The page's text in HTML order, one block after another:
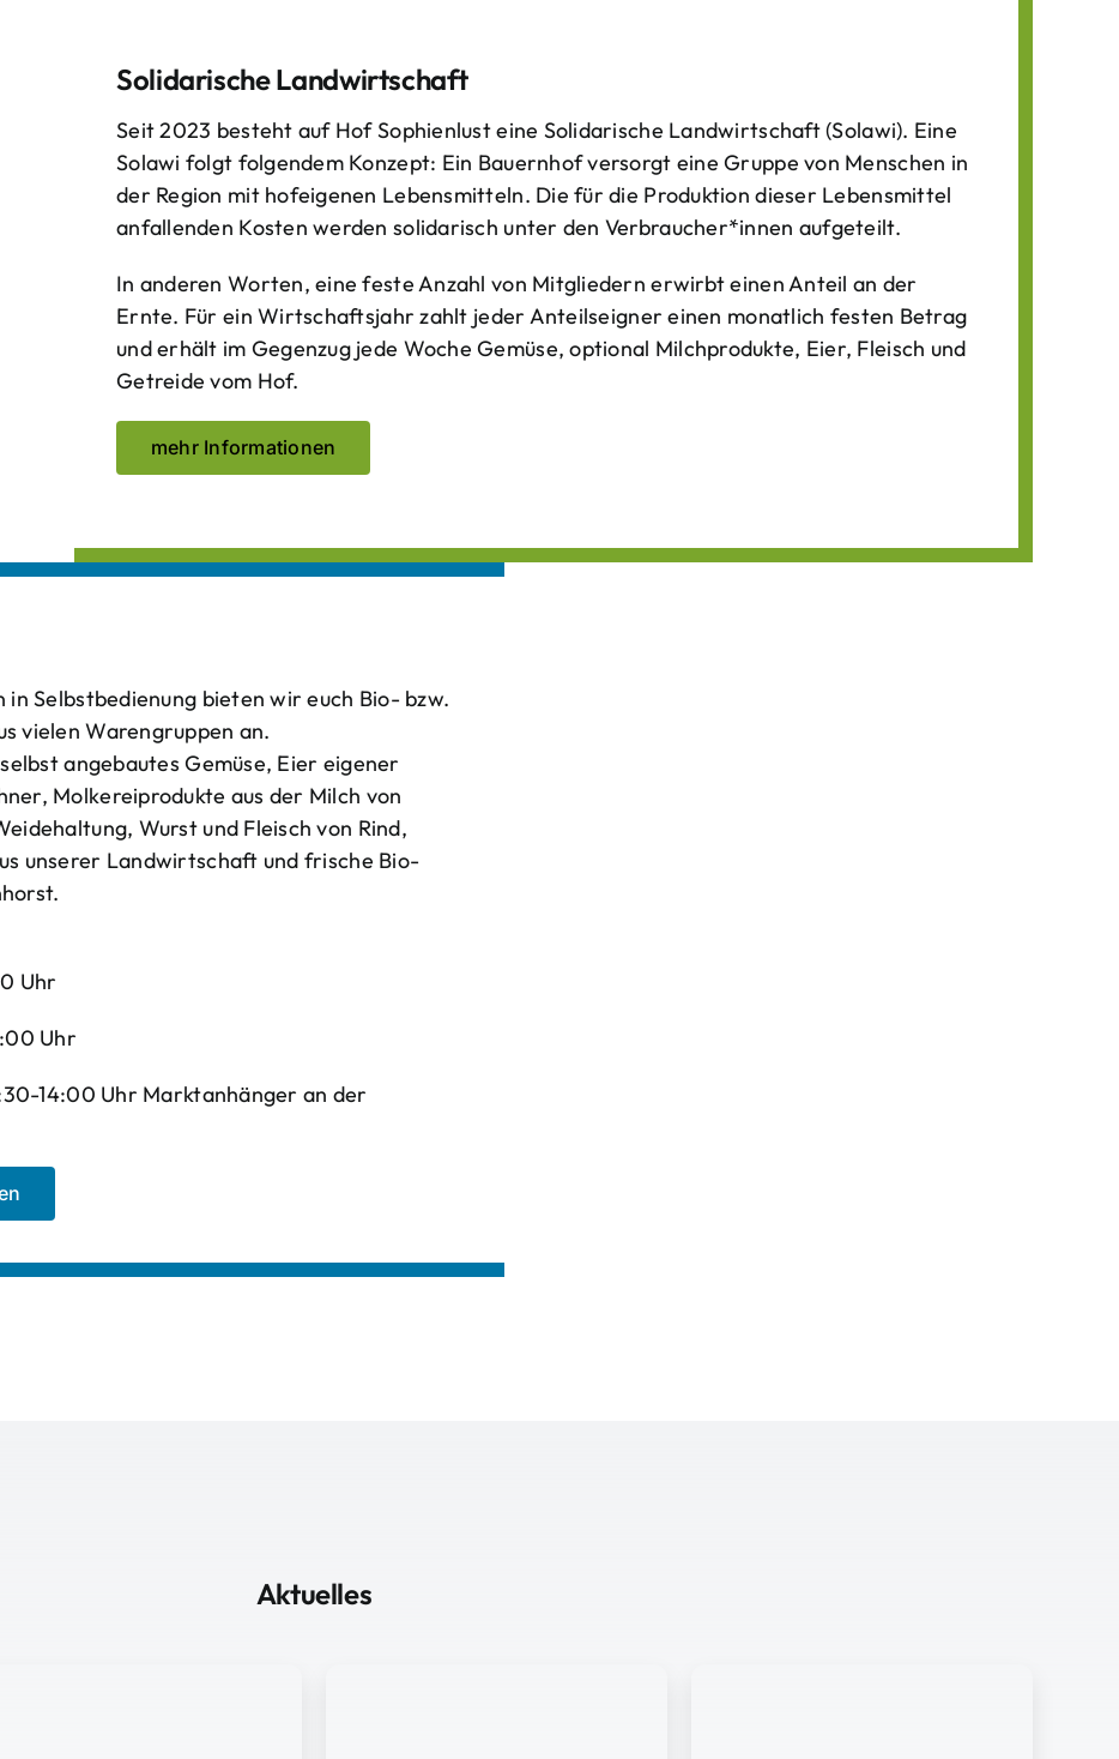
Solidarische Landwirtschaft
Seit 2023 besteht auf Hof Sophienlust eine Solidarische Landwirtschaft (Solawi). Eine
Solawi folgt folgendem Konzept: Ein Bauern­hof versorgt eine Gruppe von Menschen in
der Region mit hof­eigenen Lebens­mitteln. Die für die Produktion dieser Lebens­mittel
anfallenden Kosten werden solidarisch unter den Verbraucher*­innen aufgeteilt.
In anderen Worten, eine feste Anzahl von Mitgliedern erwirbt einen Anteil an der
Ernte. Für ein Wirtschaftsjahr zahlt jeder Anteilseigner einen monatlich festen Betrag
und erhält im Gegenzug jede Woche Gemüse, optional Milchprodukte, Eier, Fleisch und
Getreide vom Hof.
mehr Informationen
in Selbstbedienung bieten wir euch Bio- bzw.
vielen Warengruppen an.
angebautes Gemüse, Eier eigener
Molkereiprodukte aus der Milch von
Wurst und Fleisch von Rind,
unserer Landwirtschaft und frische Bio-
Uhr
Uhr
14:00 Uhr Marktanhänger an der
Aktuelles